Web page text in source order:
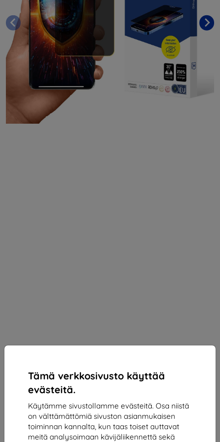
Tämä verkkosivusto käyttää
evästeitä.
Käytämme sivustollamme evästeitä. Osa niistä
on välttämättömiä sivuston asianmukaisen
toiminnan kannalta, kun taas toiset auttavat
meitä analysoimaan kävijäliikennettä sekä
3mk Silky Matt Privacy Protective film for Honor
Magic7 Lite